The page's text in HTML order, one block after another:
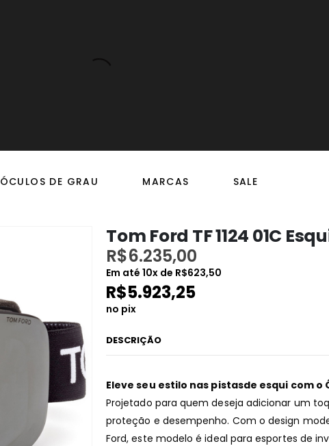
ÓCULOS DE GRAU MARCAS SALE
Tom Ford TF 1124 01C
R$6.235,00
Em até 10x de R$623,50
R$5.923,25
no pix
DESCRIÇÃO
Eleve seu estilo nas pistasde esqui com o
Projetado para quem deseja adicionar um
proteção e desempenho. Com o design
Ford, este modelo é ideal para esportes de